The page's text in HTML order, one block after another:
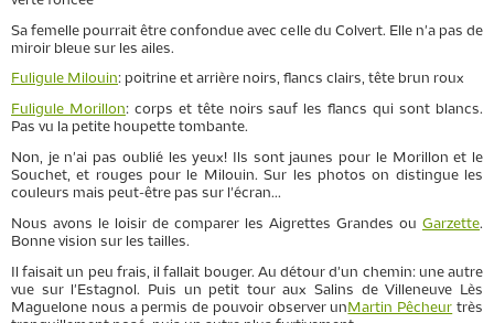
Sa femelle pourrait être confondue avec celle du Colvert. Elle n'a pas de
miroir bleue sur les ailes.
Fuligule Milouin: poitrine et arrière noirs, flancs clairs, tête brun roux
Fuligule Morillon: corps et tête noirs sauf les flancs qui sont blancs.
Pas vu la petite houpette tombante.
Non, je n'ai pas oublié les yeux! Ils sont jaunes pour le Morillon et le
Souchet, et rouges pour le Milouin. Sur les photos on distingue les
couleurs mais peut-être pas sur l'écran...
Nous avons le loisir de comparer les Aigrettes Grandes ou Garzette.
Bonne vision sur les tailles.
Il faisait un peu frais, il fallait bouger. Au détour d'un chemin: une autre
vue sur l'Estagnol. Puis un petit tour aux Salins de Villeneuve Lès
Maguelone nous a permis de pouvoir observer unMartin Pêcheur très